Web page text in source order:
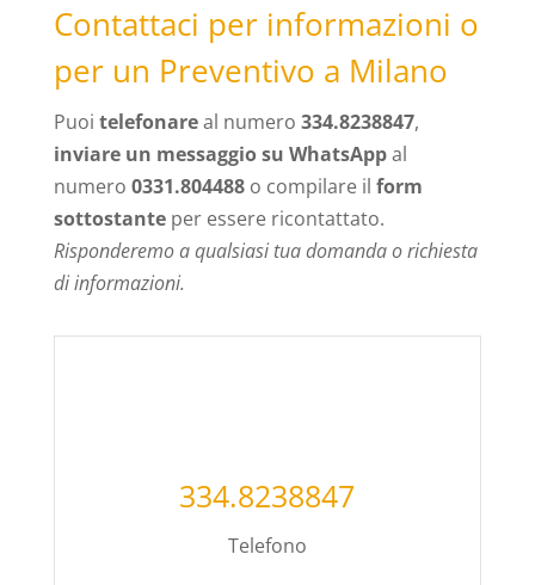
Contattaci per informazioni o
per un Preventivo a Milano
Puoi telefonareal numero 334.8238847,
inviare un messaggio su WhatsAppal
numero 0331.804488o compilare il form
sottostanteper essere ricontattato.
Risponderemo a qualsiasi tua domanda o richiesta
di informazioni.
334.8238847
Telefono